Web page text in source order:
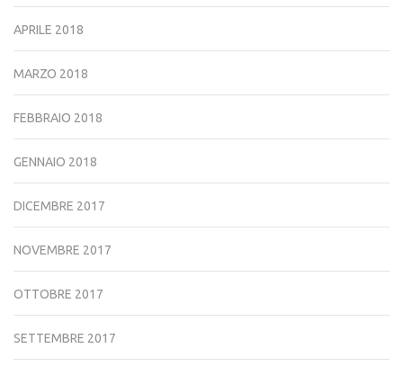
APRILE 2018
MARZO 2018
FEBBRAIO 2018
GENNAIO 2018
DICEMBRE 2017
NOVEMBRE 2017
OTTOBRE 2017
SETTEMBRE 2017